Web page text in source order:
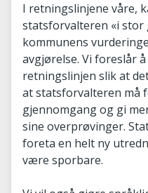
I retningslinjene våre,
statsforvalteren «i stor
kommunens
avgjørelse. Vi foreslår
retningslinjen slik at
at statsforvalteren må
gjennomgang og gi
sine overprøvinger.
foreta en helt ny
være sporbare.